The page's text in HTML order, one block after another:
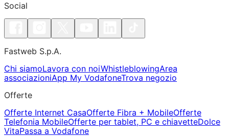
Social
Fastweb S.p.A.
Chi siamoLavora con noiWhistleblowingArea
associazioniApp My VodafoneTrova negozio
Offerte
Offerte Internet CasaOfferte Fibra + MobileOfferte
Telefonia MobileOfferte per tablet, PC e chiavetteDolce
VitaPassa a Vodafone